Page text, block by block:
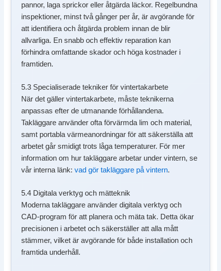
pannor, laga sprickor eller åtgärda läckor. Regelbundna
inspektioner, minst två gånger per år, är avgörande för
att identifiera och åtgärda problem innan de blir
allvarliga. En snabb och effektiv reparation kan
förhindra omfattande skador och höga kostnader i
framtiden.
5.3 Specialiserade tekniker för vintertakarbete
När det gäller vintertakarbete, måste teknikerna
anpassas efter de utmanande förhållandena.
Takläggare använder ofta förvärmda lim och material,
samt portabla värmeanordningar för att säkerställa att
arbetet går smidigt trots låga temperaturer. För mer
information om hur takläggare arbetar under vintern, se
vår interna länk:vad gör takläggare på vintern.
5.4 Digitala verktyg och mätteknik
Moderna takläggare använder digitala verktyg och
CAD-program för att planera och mäta tak. Detta ökar
precisionen i arbetet och säkerställer att alla mått
stämmer, vilket är avgörande för både installation och
framtida underhåll.